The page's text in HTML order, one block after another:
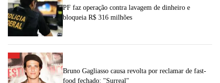
PF faz operação contra lavagem de dinheiro e
bloqueia R$ 316 milhões
Bruno Gagliasso causa revolta por reclamar de fast-
food fechado: "Surreal"